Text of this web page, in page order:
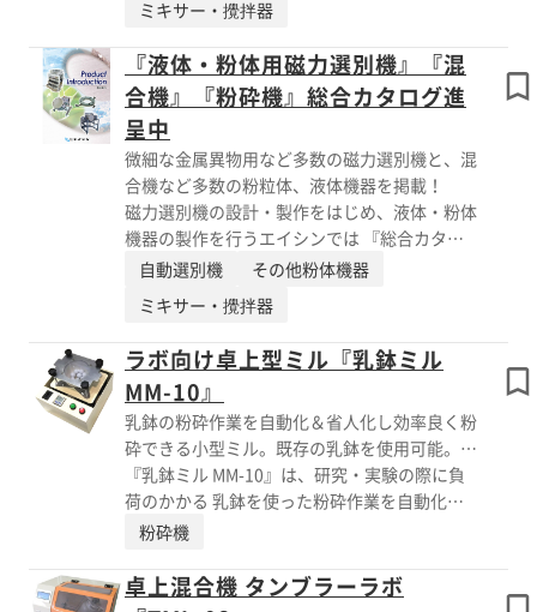
器が簡単に脱着可能で、ステンレスの密閉容器
性の高さを兼ね備えています。 撹拌羽根がな
く、容器回転のみで混合するため、原料を傷め
る心配がありません。 機械サイズもコンパク
トでキャスター付き、必要な時だけ持ってきて
作業することもできます。 【特長】 ■容器の
利便性と高い安全性 ■容器回転のみで原料を
傷めず高い混合性能 ■市販のステンレス密閉
タンク、プラスチックドラム使用可能 ■使い
たい時に気軽に使える計量コンパクトな設計＆
キャスター装備 ■密閉混合でコンタミレス ※
詳しくはカタログをご覧頂くか、お気軽にお問
い合わせ下さい。
ミキサー・攪拌器
『液体・粉体用磁力選別機』『混
合機』『粉砕機』総合カタログ進
呈中
微細な金属異物用など多数の磁力選別機と、混
合機など多数の粉粒体、液体機器を掲載！
磁力選別機の設計・製作をはじめ、液体・粉体
機器の製作を行うエイシンでは 『総合カタロ
グ』を進呈中です！ 高粘度液体や付着性の高
別機」、 作安全性をアップさせた「タンブラ
ーミキサー」など、多数の製品を掲載。 デモ
機や、カスタマイズ製作にも対応しています。
★下の【PDFダウンロード】ボタンよりダウン
ロードすると、 カタログがすぐにご覧いた
だけます！ 【掲載製品（一部）】 ■具材や固
形物を壊さず、高粘度液にも対応「マグ・フィ
ルターP」 ■タンクを傷めず、エアの力だけで
ブリッジを解消する「エアフランジ」 ■エア
チックスターラー」 ■原料の崩落運動だけで
混合し原料を傷めない「TMシリーズ」 など
自動選別機
その他粉体機器
ミキサー・攪拌器
ラボ向け卓上型ミル『乳鉢ミル
MM-10』
乳鉢の粉砕作業を自動化＆省人化し効率良く粉
砕できる小型ミル。既存の乳鉢を使用可能。※
テスト機貸出可
『乳鉢ミル MM-10』は、研究・実験の際に負
荷のかかる 乳鉢を使った粉砕作業を自動化で
きる製品です。 粉砕を手間無く行うことがで
とも可能です。 ★ただいまテスト機の貸出受
付中です。（有償・予約制） ご希望の方は
粉砕機
卓上混合機 タンブラーラボ